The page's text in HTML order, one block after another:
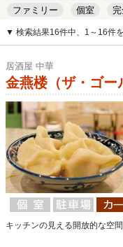
ファミリー
個室
キッズルーム
安い
▼ 検索結果16件中、1～16件
居酒屋 中華
金燕楼（ザ・ゴー
キッチンの見える開放的な空